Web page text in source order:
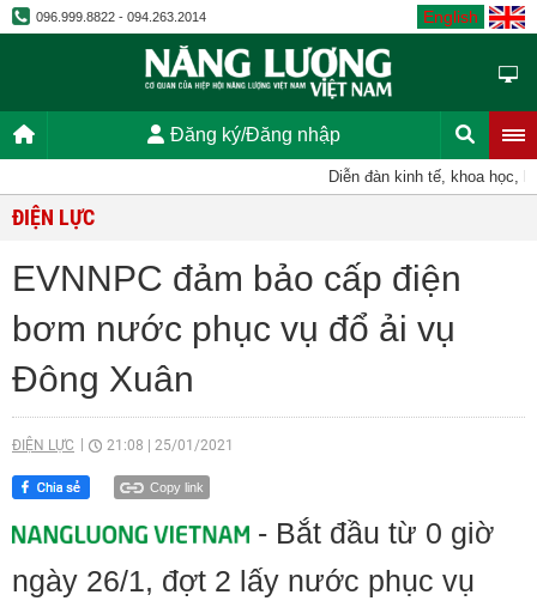
096.999.8822 - 094.263.2014 English
Đăng ký/Đăng nhập
Diễn đàn kinh tế, khoa học, kỹ
ĐIỆN LỰC
EVNNPC đảm bảo cấp điện
bơm nước phục vụ đổ ải vụ
Đông Xuân
ĐIỆN LỰC 21:08 25/01/2021
Copy link
- Bắt đầu từ 0 giờ
ngày 26/1, đợt 2 lấy nước phục vụ